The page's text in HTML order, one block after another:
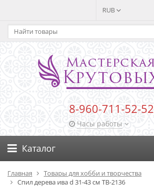
RUB
8-960-711-52-52
Часы работы
Каталог
Главная
Товары для хобби и творчества
Спил дерева ива d 31-43 см ТВ-2136